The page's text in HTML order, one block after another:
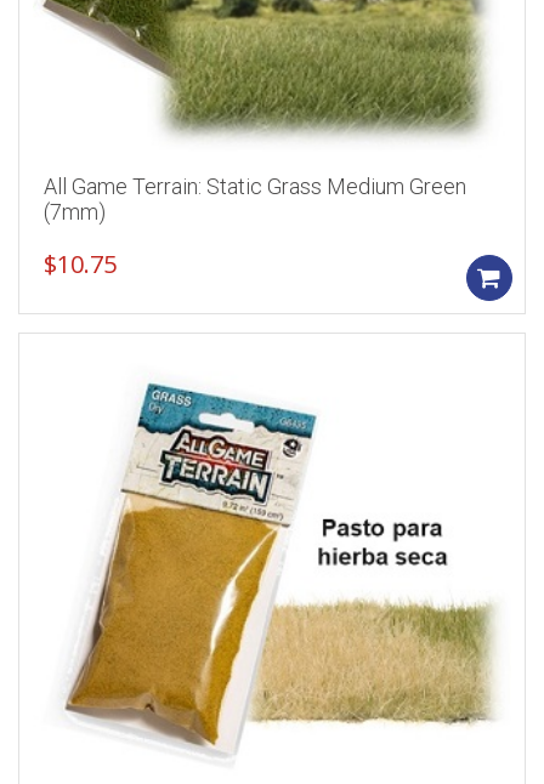
All Game Terrain: Static Grass Medium Green
(7mm)
$10.75